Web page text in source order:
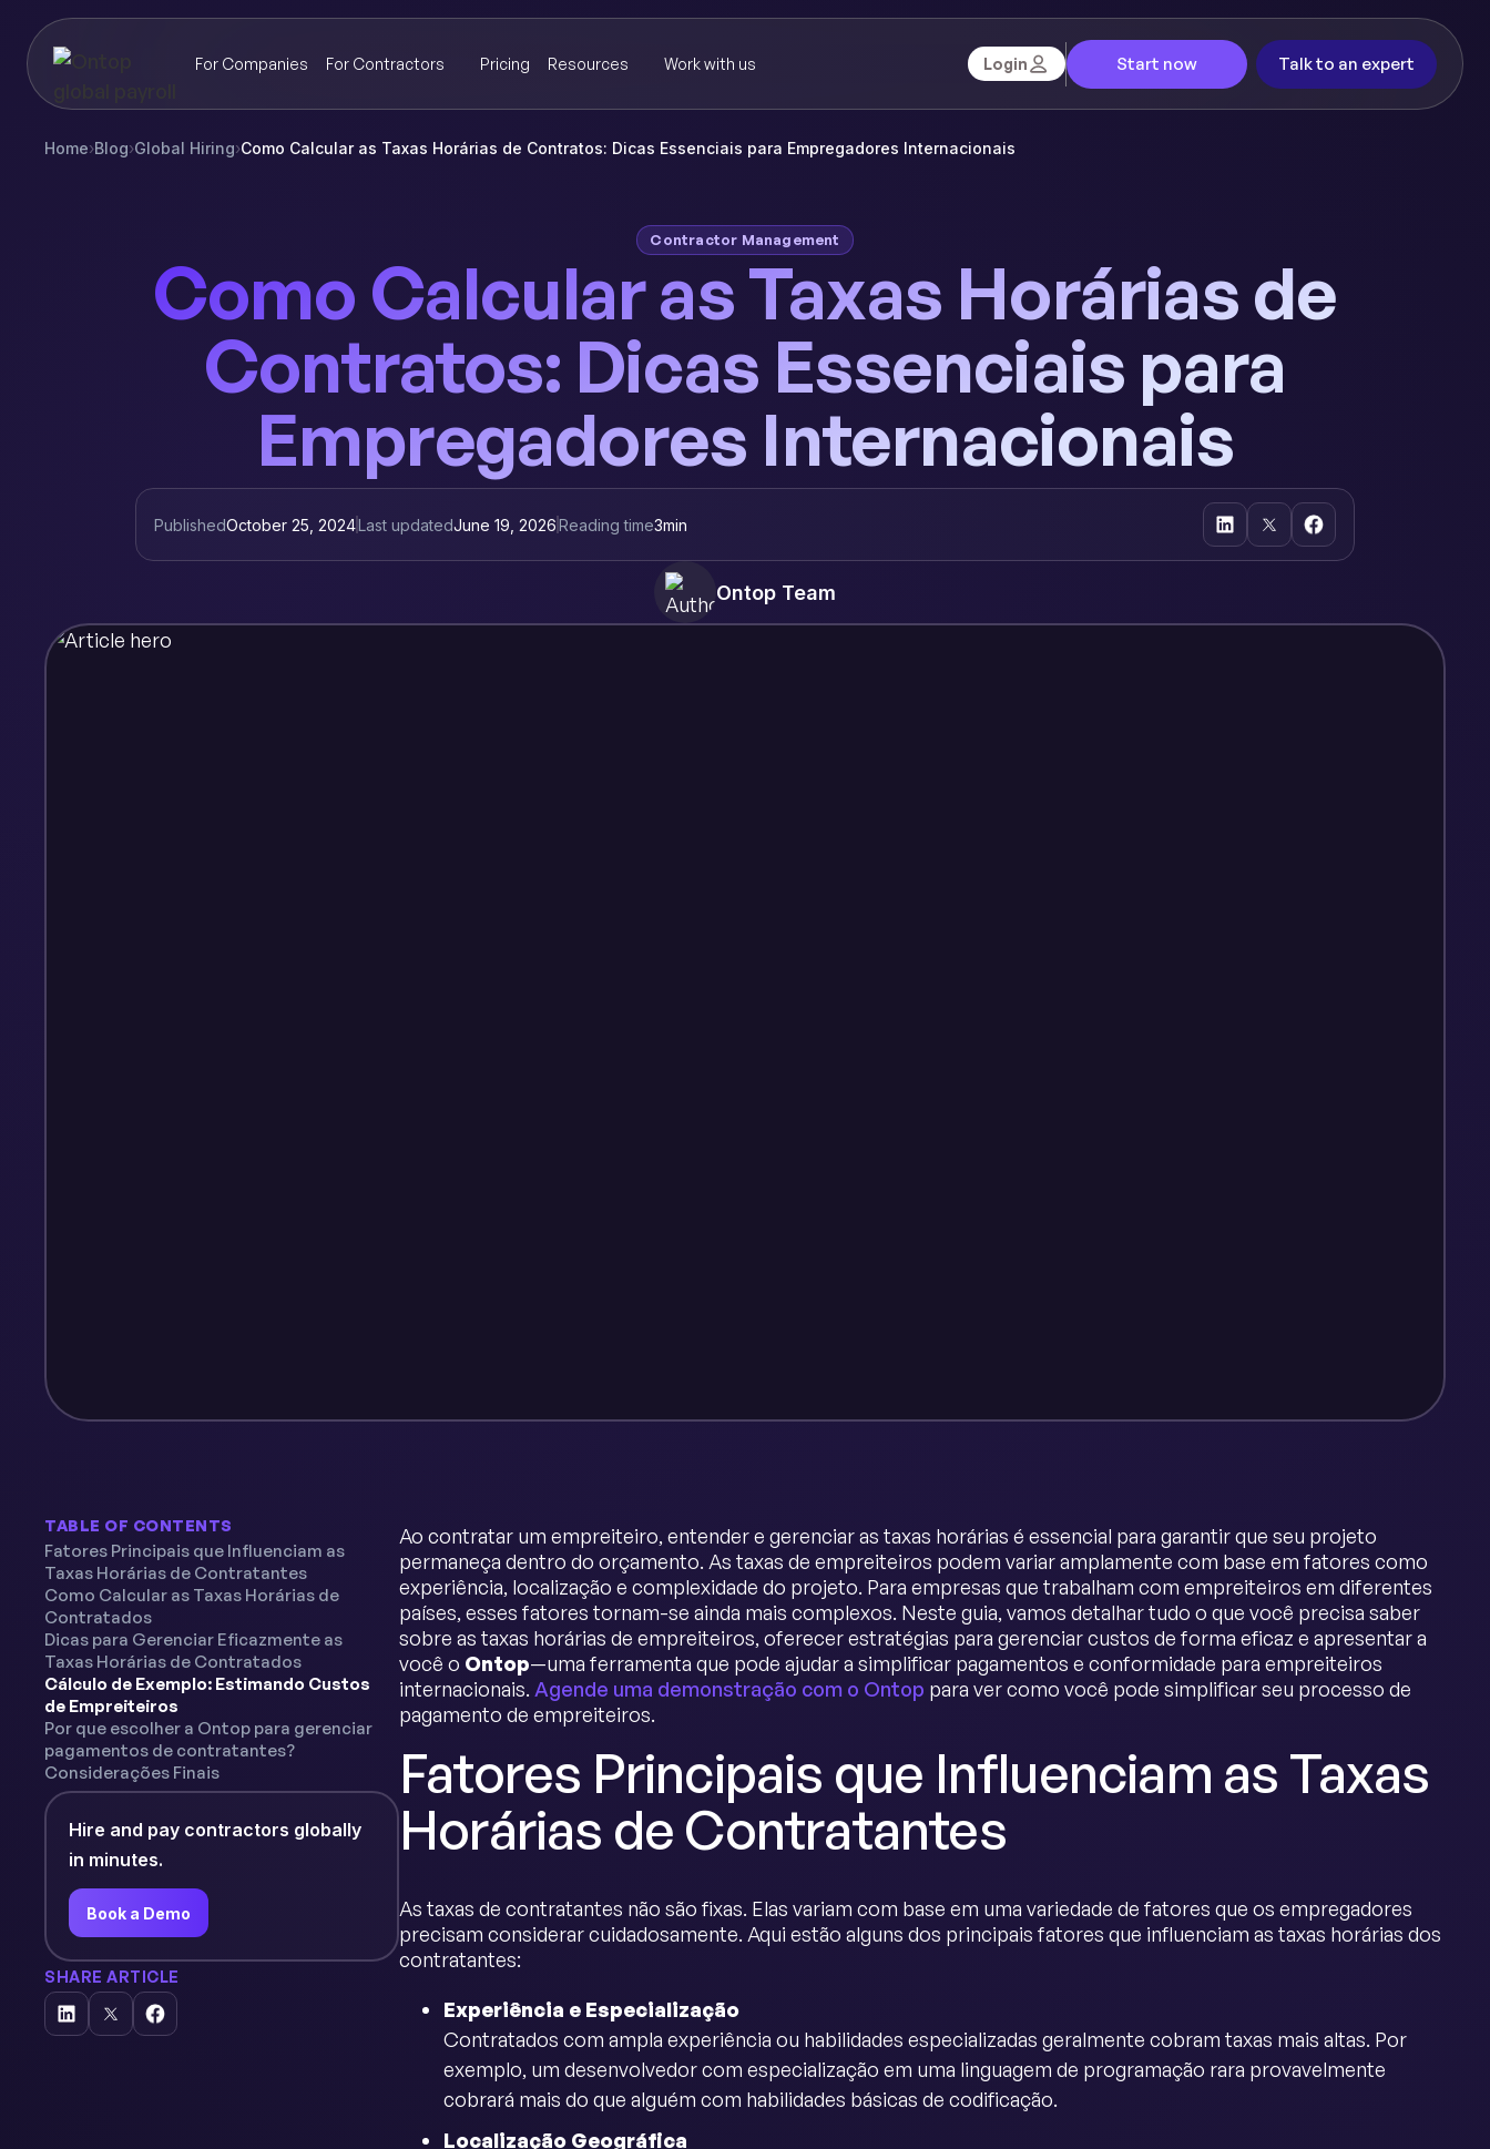
For Companies For Contractors Pricing Resources Work with us Login Start now Talk to an expert
Home›Blog›Global Hiring›Como Calcular as Taxas Horárias de Contratos: Dicas Essenciais para Empregadores Internacionais
Contractor Management
Como Calcular as Taxas Horárias de
Contratos: Dicas Essenciais para
Empregadores Internacionais
PublishedOctober 25, 2024Last updatedJune 19, 2026Reading time3min
Ontop Team
TABLE OF CONTENTS
Fatores Principais que Influenciam as
Taxas Horárias de Contratantes
Como Calcular as Taxas Horárias de
Contratados
Dicas para Gerenciar Eficazmente as
Taxas Horárias de Contratados
Cálculo de Exemplo: Estimando Custos
de Empreiteiros
Por que escolher a Ontop para gerenciar
pagamentos de contratantes?
Considerações Finais
Hire and pay contractors globally
in minutes.
Book a Demo
SHARE ARTICLE
Ao contratar um empreiteiro, entender e gerenciar as taxas horárias é essencial para garantir que seu projeto
permaneça dentro do orçamento. As taxas de empreiteiros podem variar amplamente com base em fatores como
experiência, localização e complexidade do projeto. Para empresas que trabalham com empreiteiros em diferentes
países, esses fatores tornam-se ainda mais complexos. Neste guia, vamos detalhar tudo o que você precisa saber
sobre as taxas horárias de empreiteiros, oferecer estratégias para gerenciar custos de forma eficaz e apresentar a
você o Ontop—uma ferramenta que pode ajudar a simplificar pagamentos e conformidade para empreiteiros
internacionais. Agende uma demonstração com o Ontop para ver como você pode simplificar seu processo de
pagamento de empreiteiros.
Fatores Principais que Influenciam as Taxas
Horárias de Contratantes
As taxas de contratantes não são fixas. Elas variam com base em uma variedade de fatores que os empregadores
precisam considerar cuidadosamente. Aqui estão alguns dos principais fatores que influenciam as taxas horárias dos
contratantes:
Experiência e Especialização
Contratados com ampla experiência ou habilidades especializadas geralmente cobram taxas mais altas. Por
exemplo, um desenvolvedor com especialização em uma linguagem de programação rara provavelmente
cobrará mais do que alguém com habilidades básicas de codificação.
Localização Geográfica